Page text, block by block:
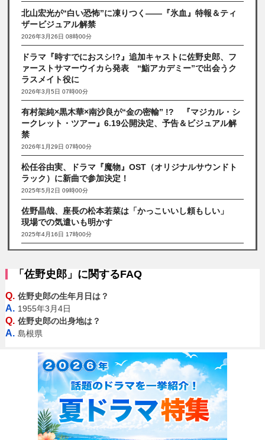
北山宏光が“白い恐怖”に凍りつく――『氷血』特報＆ティ
ザービジュアル解禁
2026年3月26日 08時00分
ドラマ『時すでにおスシ!?』追加キャストに佐野史郎、フ
ァーストサマーウイカら発表 “鮨アカデミー”で出会うク
ラスメイト役に
2026年3月5日 07時00分
有村架純×黒木華×南沙良が“金の密輸” !? 『マジカル・シ
ークレット・ツアー』6.19公開決定、予告＆ビジュアル解
禁
2026年1月29日 07時00分
松任谷由実、ドラマ『魔物』OST（オリジナルサウンドト
ラック）に新曲で参加決定！
2025年5月2日 09時00分
佐野晶哉、座長の松本若菜は「かっこいいし頼もしい」
現場での気遣いも明かす
2025年4月16日 17時00分
「佐野史郎」に関するFAQ
Q. 佐野史郎の生年月日は？
A. 1955年3月4日
Q. 佐野史郎の出身地は？
A. 島根県